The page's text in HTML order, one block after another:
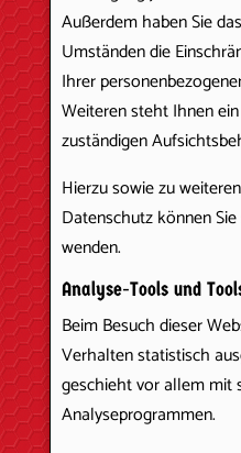
Außerdem haben Sie
Umständen die
Ihrer
Weiteren steht Ihnen
zuständigen
Hierzu sowie zu
Datenschutz können
wenden.
Analyse-Tools und
Beim Besuch dieser
Verhalten statistisch
geschieht vor allem mit
Analyseprogrammen.